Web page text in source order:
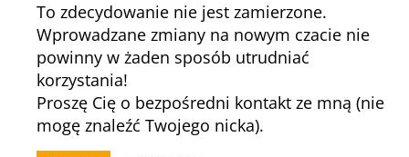
To zdecydowanie nie jest zamierzone.
Wprowadzane zmiany na nowym czacie nie
powinny w żaden sposób utrudniać
korzystania!
Proszę Cię o bezpośredni kontakt ze mną (nie
mogę znaleźć Twojego nicka).